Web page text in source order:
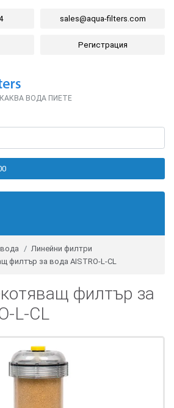
sales@aqua-filters.com
Регистрация
ВОДА ПИЕТЕ
Линейни филтри
филтър за вода AISTRO-L-CL
филтър за
L-CL